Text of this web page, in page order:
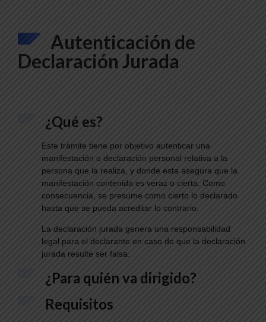
Autenticación de
Declaración Jurada
¿Qué es?
Este trámite tiene por objetivo autenticar una
manifestación o declaración personal relativa a la
persona que la realiza, y donde esta asegura que la
manifestación contenida es veraz o cierta. Como
consecuencia, se presume como cierto lo declarado
hasta que se pueda acreditar lo contrario.
La declaración jurada genera una responsabilidad
legal para el declarante en caso de que la declaración
jurada resulte ser falsa.
¿Para quién va dirigido?
Requisitos